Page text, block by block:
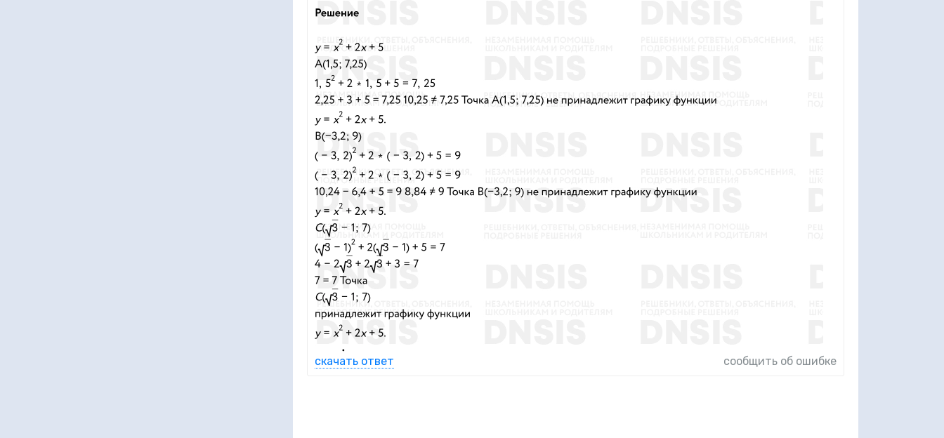
скачать ответ сообщить об ошибке